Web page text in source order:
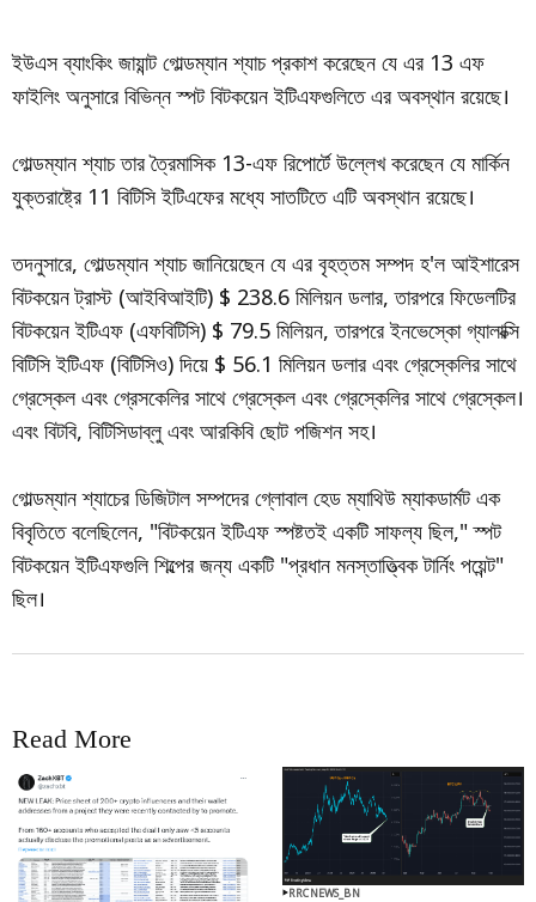
ইউএস ব্যাংকিং জায়ান্ট গোল্ডম্যান শ্যাচ প্রকাশ করেছেন যে এর 13 এফ
ফাইলিং অনুসারে বিভিন্ন স্পট বিটকয়েন ইটিএফগুলিতে এর অবস্থান রয়েছে।
গোল্ডম্যান শ্যাচ তার ত্রৈমাসিক 13-এফ রিপোর্টে উল্লেখ করেছেন যে মার্কিন
যুক্তরাষ্ট্রে 11 বিটিসি ইটিএফের মধ্যে সাতটিতে এটি অবস্থান রয়েছে।
তদনুসারে, গোল্ডম্যান শ্যাচ জানিয়েছেন যে এর বৃহত্তম সম্পদ হ'ল আইশারেস
বিটকয়েন ট্রাস্ট (আইবিআইটি) $ 238.6 মিলিয়ন ডলার, তারপরে ফিডেলটির
বিটকয়েন ইটিএফ (এফবিটিসি) $ 79.5 মিলিয়ন, তারপরে ইনভেস্কো গ্যালাক্সি
বিটিসি ইটিএফ (বিটিসিও) দিয়ে $ 56.1 মিলিয়ন ডলার এবং গ্রেস্কেলির সাথে
গ্রেস্কেল এবং গ্রেসকেলির সাথে গ্রেস্কেল এবং গ্রেস্কেলির সাথে গ্রেস্কেল।
এবং বিটবি, বিটিসিডাব্লু এবং আরকিবি ছোট পজিশন সহ।
গোল্ডম্যান শ্যাচের ডিজিটাল সম্পদের গ্লোবাল হেড ম্যাথিউ ম্যাকডার্মট এক
বিবৃতিতে বলেছিলেন, "বিটকয়েন ইটিএফ স্পষ্টতই একটি সাফল্য ছিল," স্পট
বিটকয়েন ইটিএফগুলি শিল্পের জন্য একটি "প্রধান মনস্তাত্ত্বিক টার্নিং পয়েন্ট"
ছিল।
Read More
RRCNEWS_BN RRCNEWS_BN